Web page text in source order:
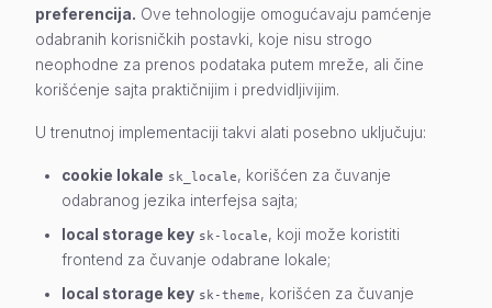
preferencija. Ove tehnologije omogućavaju pamćenje
odabranih korisničkih postavki, koje nisu strogo
neophodne za prenos podataka putem mreže, ali čine
korišćenje sajta praktičnijim i predvidljivijim.
U trenutnoj implementaciji takvi alati posebno uključuju:
cookie lokale sk_locale, korišćen za čuvanje
odabranog jezika interfejsa sajta;
local storage key sk-locale, koji može koristiti
frontend za čuvanje odabrane lokale;
local storage key sk-theme, korišćen za čuvanje